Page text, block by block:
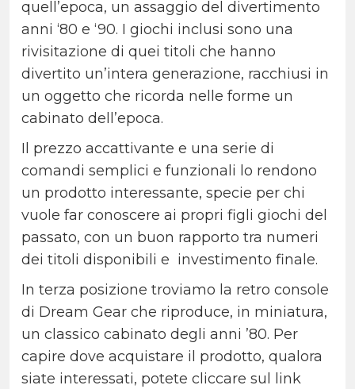
quell’epoca, un assaggio del divertimento
anni ‘80 e ‘90. I giochi inclusi sono una
rivisitazione di quei titoli che hanno
divertito un’intera generazione, racchiusi in
un oggetto che ricorda nelle forme un
cabinato dell’epoca.
Il prezzo accattivante e una serie di
comandi semplici e funzionali lo rendono
un prodotto interessante, specie per chi
vuole far conoscere ai propri figli giochi del
passato, con un buon rapporto tra numeri
dei titoli disponibili e investimento finale.
In terza posizione troviamo la retro console
di Dream Gear che riproduce, in miniatura,
un classico cabinato degli anni ’80. Per
capire dove acquistare il prodotto, qualora
siate interessati, potete cliccare sul link